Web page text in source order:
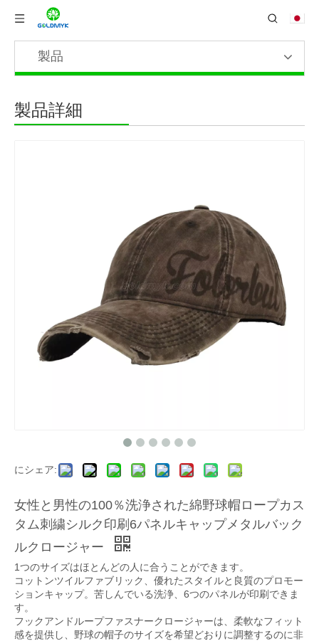
製品
製品詳細
にシェア:
女性と男性の100％洗浄された綿野球帽ロープカス
タム刺繍シルク印刷6パネルキャップメタルバック
ルクロージャー
1つのサイズはほとんどの人に合うことができます。
コットンツイルファブリック、優れたスタイルと良質のプロモー
ションキャップ。苦しんでいる洗浄、6つのパネルが印刷できま
す。
フックアンドループファスナークロージャーは、柔軟なフィット
感を提供し、野球の帽子のサイズを希望どおりに調整するのに非